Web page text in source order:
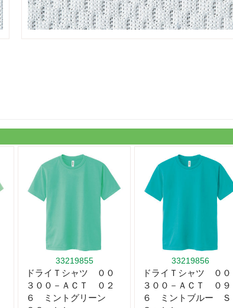
33219855
ドライＴシャツ ００
３００－ＡＣＴ ０２
６ ミントグリーン
33219856
ドライＴシャツ ００
３００－ＡＣＴ ０９
６ ミントブルー Ｓ